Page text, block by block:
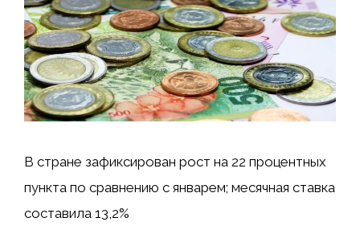
В стране зафиксирован рост на 22 процентных
пункта по сравнению с январем; месячная ставка
составила 13,2%